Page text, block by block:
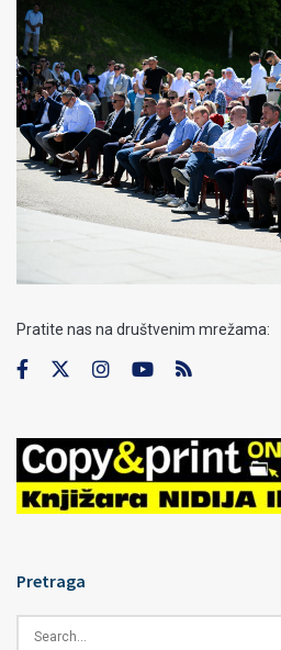
Pratite nas na društvenim mrežama:
Pretraga